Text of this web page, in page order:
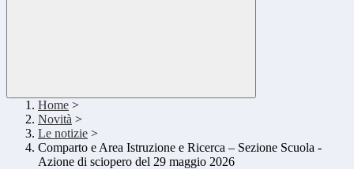
Home >
Novità >
Le notizie >
Comparto e Area Istruzione e Ricerca – Sezione Scuola -
Azione di sciopero del 29 maggio 2026